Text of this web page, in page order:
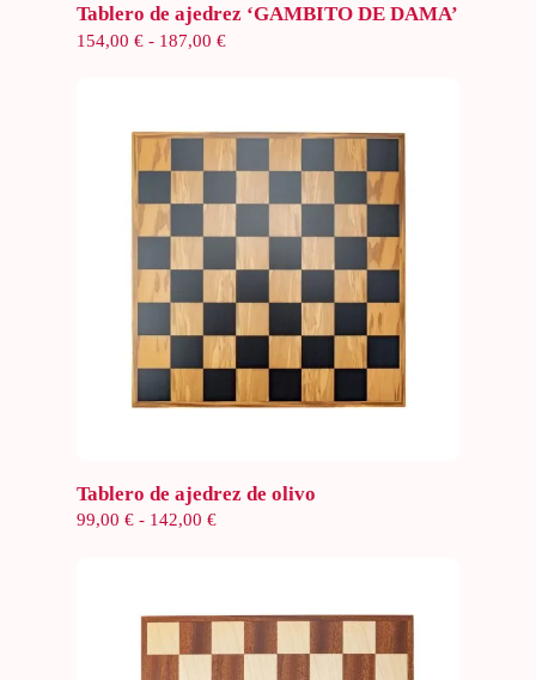
Seleccionar opciones
Tablero de ajedrez ‘GAMBITO DE DAMA’
154,00 € - 187,00 €Rango
de
Seleccionar opciones
Tablero de ajedrez de olivo
99,00 € - 142,00 €Rango
de